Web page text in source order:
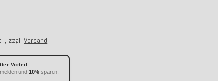
, zzgl.Versand
Vorteil
und10% sparen: